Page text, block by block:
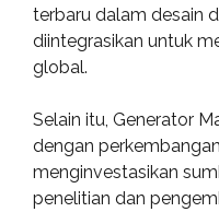
terbaru dalam desain
diintegrasikan untuk
global.
Selain itu, Generator
dengan
menginvestasikan
penelitian dan